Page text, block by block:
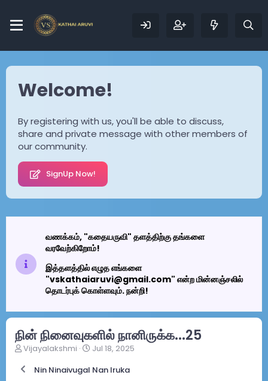
Welcome!
By registering with us, you'll be able to discuss,
share and private message with other members of
our community.
SignUp Now!
வணக்கம், "கதையருவி" தளத்திற்கு தங்களை
வரவேற்கிறோம்!
இத்தளத்தில் எழுத எங்களை
"vskathaiaruvi@gmail.com" என்ற மின்னஞ்சலில்
தொடர்புக் கொள்ளவும். நன்றி!
நின் நினைவுகளில் நானிருக்க...25
T
r
Vijayalakshmi
S
a
Jul 18, 2025
Nin Ninaivugal Nan Iruka